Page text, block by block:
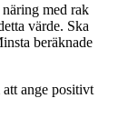
med rak
värde. Ska
beräknade
ange positivt